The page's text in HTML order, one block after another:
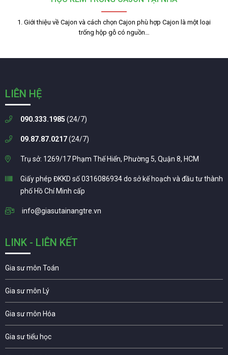
1. Giới thiệu về Cajon và cách chọn Cajon phù hợp Cajon là một loại
trống hộp gỗ có nguồn…
LIÊN HỆ
090.333.1985 (24/7)
09.87.87.0217(24/7)
Trụ sở: 1269/17 Phạm Thế Hiển, Phường 5, Quận 8, HCM
Giấy phép ĐKKD số 0316086934 do sở kế hoạch và đầu tư thành
phố Hồ Chí Minh cấp
info@giasutainangtre.vn
LINK - LIÊN KẾT
Gia sư môn Toán
Gia sư môn Lý
Gia sư môn Hóa
Gia sư tiểu học